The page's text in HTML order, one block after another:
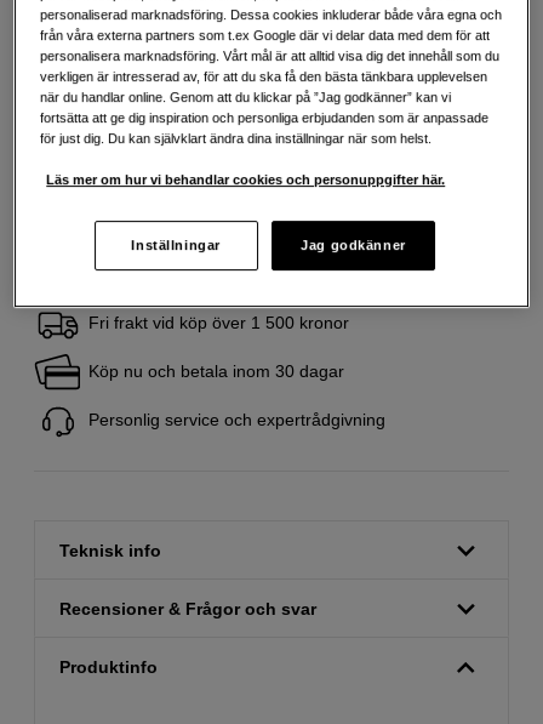
475 SEK
Handla tryggt med delbetalning eller faktura Info
Fri frakt vid köp över 1 500 kronor
Köp nu och betala inom 30 dagar
Personlig service och expertrådgivning
Teknisk info
Recensioner & Frågor och svar
Produktinfo
personaliserad marknadsföring. Dessa cookies inkluderar både våra egna och
från våra externa partners som t.ex Google där vi delar data med dem för att
personalisera marknadsföring. Vårt mål är att alltid visa dig det innehåll som du
verkligen är intresserad av, för att du ska få den bästa tänkbara upplevelsen
när du handlar online. Genom att du klickar på ”Jag godkänner” kan vi
fortsätta att ge dig inspiration och personliga erbjudanden som är anpassade
för just dig. Du kan självklart ändra dina inställningar när som helst.
Läs mer om hur vi behandlar cookies och personuppgifter här.
Inställningar Jag godkänner